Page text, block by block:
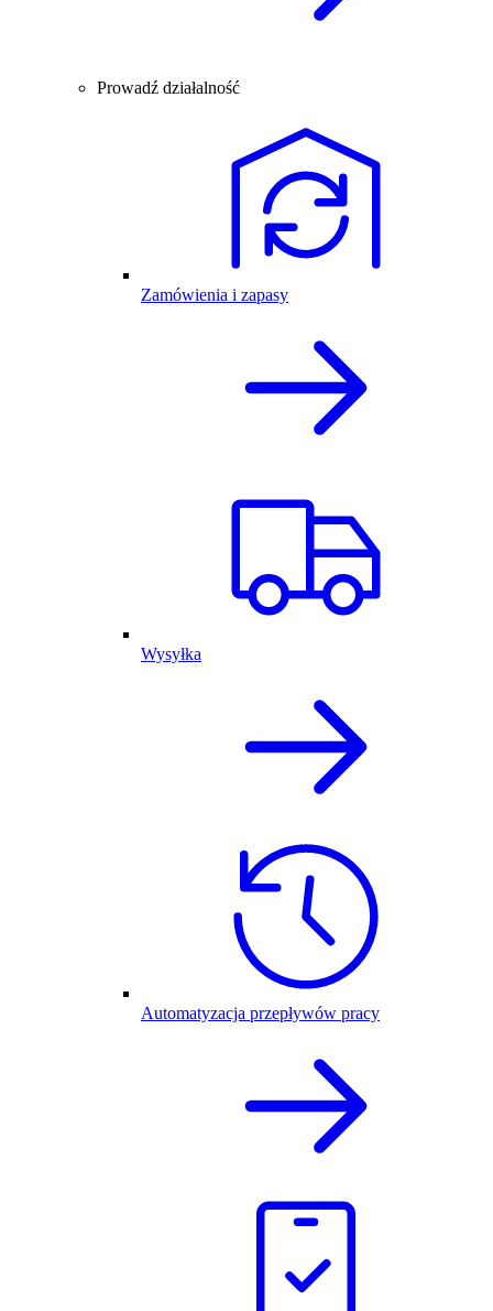
Prowadź działalność
Zamówienia i zapasy
Wysyłka
Automatyzacja przepływów pracy